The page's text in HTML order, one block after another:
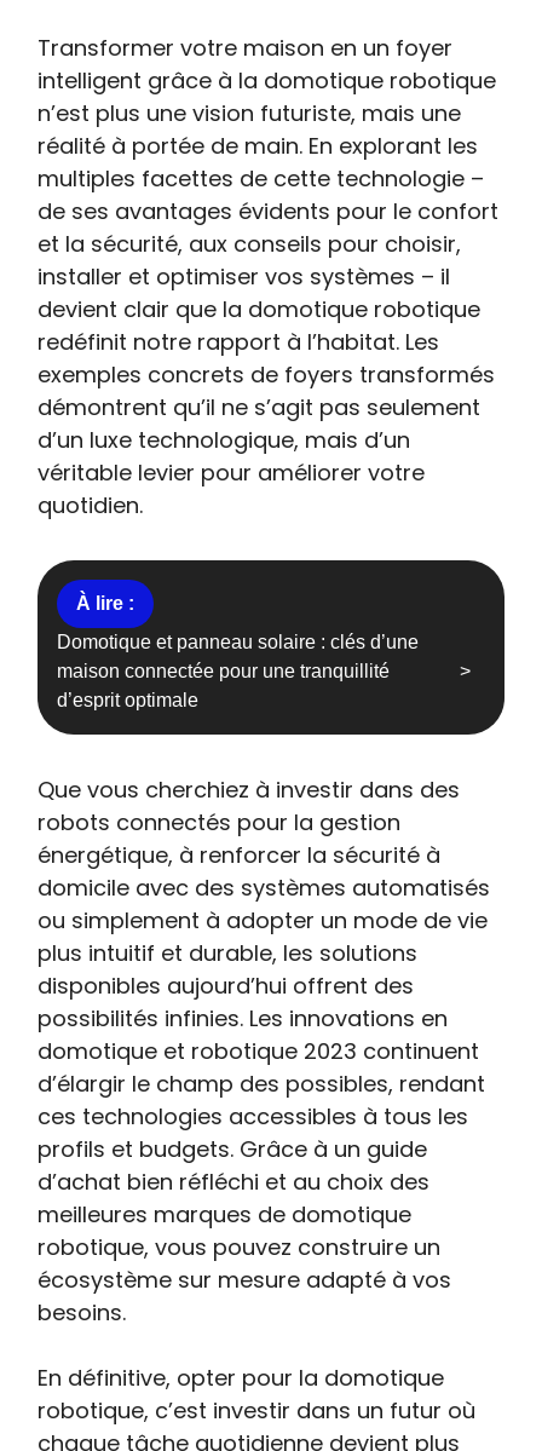
Transformer votre maison en un foyer
intelligent grâce à la domotique robotique
n’est plus une vision futuriste, mais une
réalité à portée de main. En explorant les
multiples facettes de cette technologie –
de ses avantages évidents pour le confort
et la sécurité, aux conseils pour choisir,
installer et optimiser vos systèmes – il
devient clair que la domotique robotique
redéfinit notre rapport à l’habitat. Les
exemples concrets de foyers transformés
démontrent qu’il ne s’agit pas seulement
d’un luxe technologique, mais d’un
véritable levier pour améliorer votre
quotidien.
Domotique et panneau solaire : clés d’une
maison connectée pour une tranquillité
d’esprit optimale
Que vous cherchiez à investir dans des
robots connectés pour la gestion
énergétique, à renforcer la sécurité à
domicile avec des systèmes automatisés
ou simplement à adopter un mode de vie
plus intuitif et durable, les solutions
disponibles aujourd’hui offrent des
possibilités infinies. Les innovations en
domotique et robotique 2023 continuent
d’élargir le champ des possibles, rendant
ces technologies accessibles à tous les
profils et budgets. Grâce à un guide
d’achat bien réfléchi et au choix des
meilleures marques de domotique
robotique, vous pouvez construire un
écosystème sur mesure adapté à vos
besoins.
En définitive, opter pour la domotique
robotique, c’est investir dans un futur où
chaque tâche quotidienne devient plus